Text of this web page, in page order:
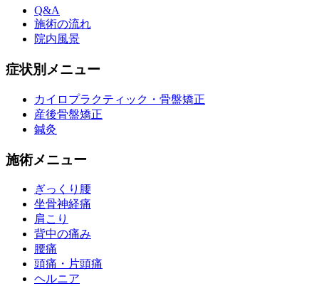
Q&A
施術の流れ
院内風景
症状別メニュー
カイロプラクティック・骨盤矯正
産後骨盤矯正
鍼灸
施術メニュー
ぎっくり腰
坐骨神経痛
肩こり
背中の痛み
腰痛
頭痛・片頭痛
ヘルニア